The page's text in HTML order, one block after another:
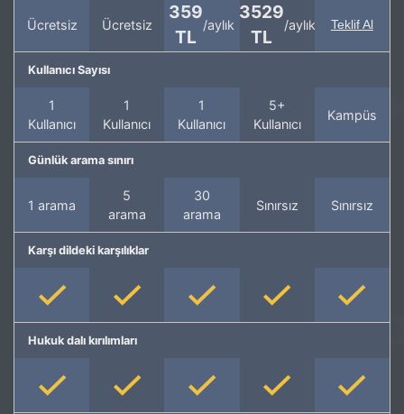
Ücretsiz Ücretsiz
359
TL
/aylık
3529
TL
/aylık Teklif Al
Kullanıcı Sayısı
1
Kullanıcı
1
Kullanıcı
1
Kullanıcı
5+
Kullanıcı
Kampüs
Günlük arama sınırı
1 arama
5
arama
30
arama
Sınırsız Sınırsız
Karşı dildeki karşılıklar
Hukuk dalı kırılımları